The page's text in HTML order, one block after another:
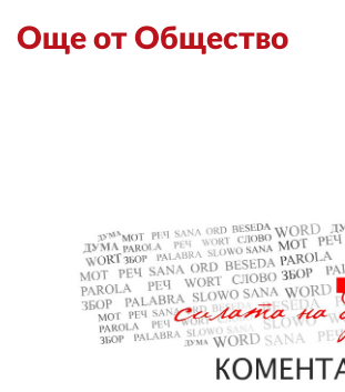
Още от Общество